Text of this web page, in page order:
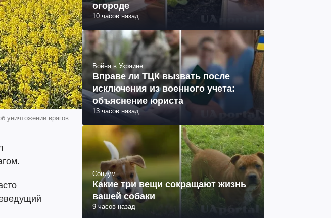
уничтожении врагов
огороде
10 часов назад
Война в Украине
Вправе ли ТЦК вызвать после
исключения из военного учета:
объяснение юриста
13 часов назад
Социум
Какие три вещи сокращают жизнь
вашей собаки
9 часов назад